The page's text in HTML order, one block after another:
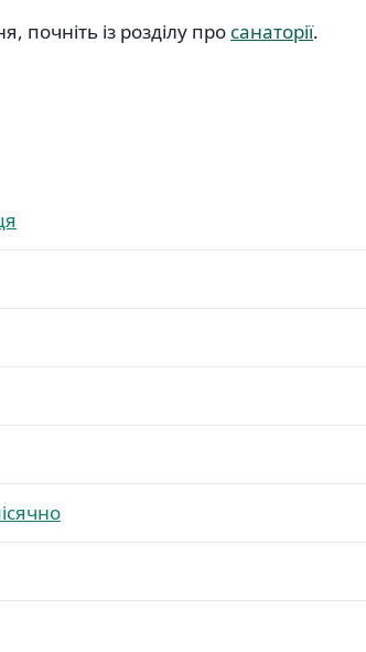
почніть із розділу про санаторії.